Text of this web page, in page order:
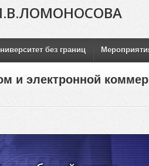
без границ
и электронной